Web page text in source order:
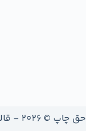
حق چاپ © 2026 - قالب وردپرس توسط